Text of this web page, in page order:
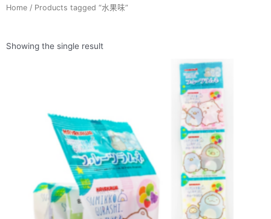
Home / Products tagged “水果味”
Showing the single result